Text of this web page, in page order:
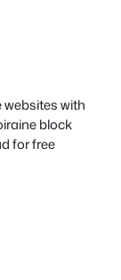
with
block
for free